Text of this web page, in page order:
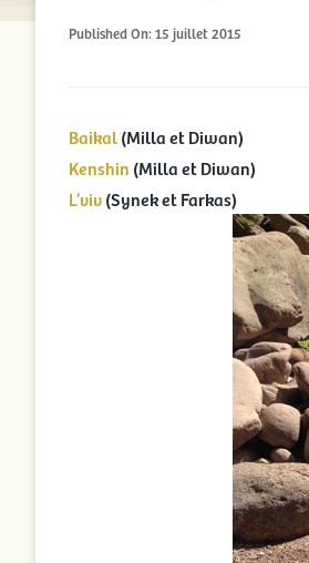
Published On: 15 juillet 2015
Baikal(Milla et Diwan)
Kenshin (Milla et Diwan)
L’viv(Synek et Farkas)